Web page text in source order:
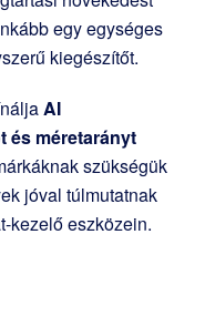
egy egységes
kiegészítőt.
AI
és méretarányt
szükségük
jóval túlmutatnak
kezelő eszközein.